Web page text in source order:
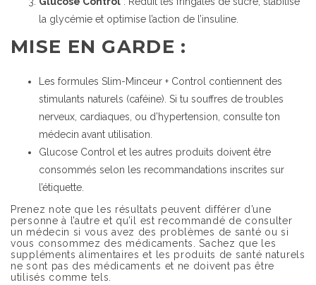
la glycémie et optimise l’action de l’insuline.
MISE EN GARDE :
Les formules Slim-Minceur + Control contiennent des
stimulants naturels (caféine). Si tu souffres de troubles
nerveux, cardiaques, ou d’hypertension, consulte ton
médecin avant utilisation.
Glucose Control et les autres produits doivent être
consommés selon les recommandations inscrites sur
l’étiquette.
Prenez note que les résultats peuvent différer d’une
personne à l’autre et qu’il est recommandé de consulter
un médecin si vous avez des problèmes de santé ou si
vous consommez des médicaments. Sachez que les
suppléments alimentaires et les produits de santé naturels
ne sont pas des médicaments et ne doivent pas être
utilisés comme tels.